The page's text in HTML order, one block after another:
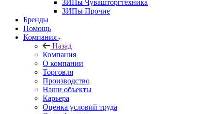
ЗИПы Чувашторгтехника
ЗИПы Прочие
Бренды
Помощь
Компания
Назад
Компания
О компании
Торговля
Производство
Наши объекты
Карьера
Оценка условий труда